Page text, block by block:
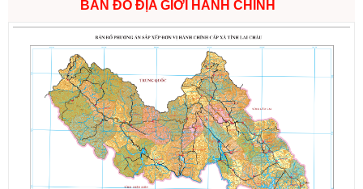
BẢN ĐỒ ĐỊA GIỚI HÀNH CHÍNH